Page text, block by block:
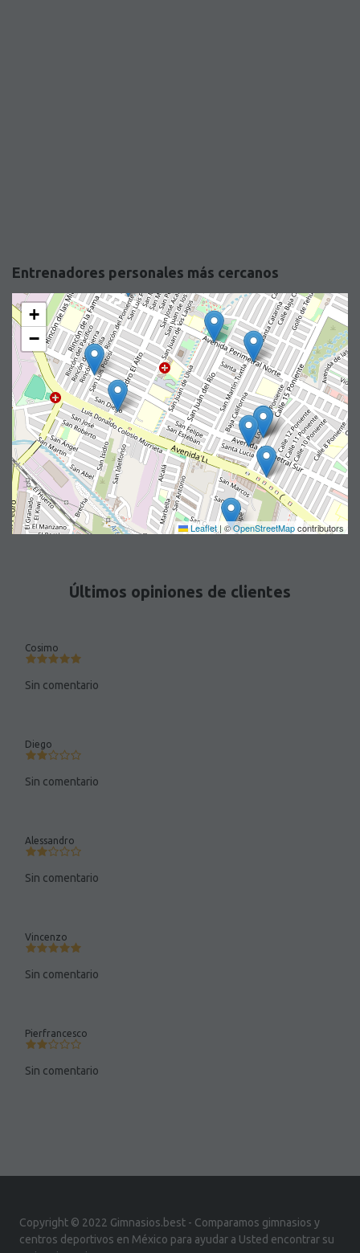
Entrenadores personales más cercanos
+
−
Leaflet | ©OpenStreetMapcontributors
Últimos opiniones de clientes
Cosimo
Sin comentario
Diego
Sin comentario
Alessandro
Sin comentario
Vincenzo
Sin comentario
Pierfrancesco
Sin comentario
Copyright © 2022 Gimnasios.best - Comparamos gimnasios y
centros deportivos en México para ayudar a Usted encontrar su